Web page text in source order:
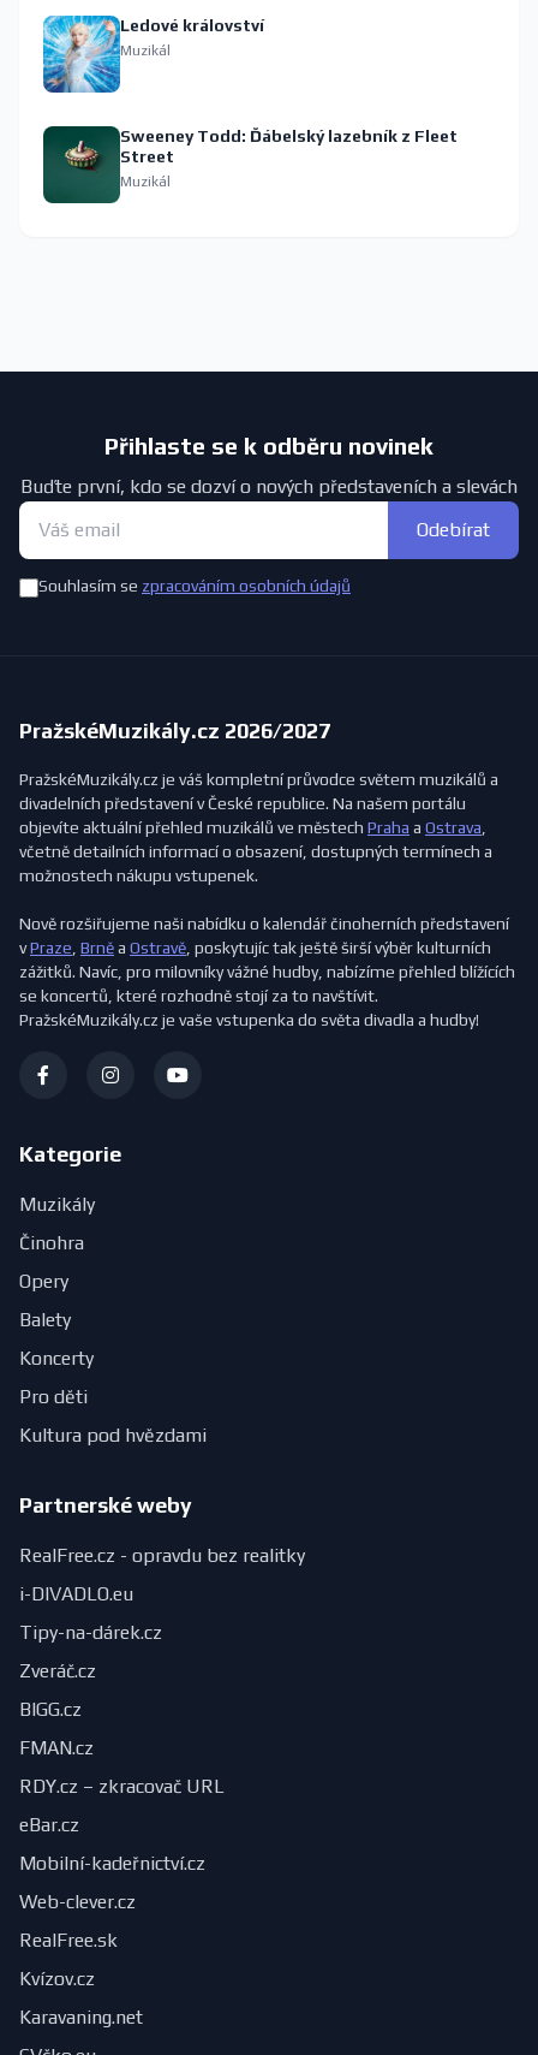
Ledové království
Muzikál
Sweeney Todd: Ďábelský lazebník z Fleet
Street
Muzikál
Přihlaste se k odběru novinek
Buďte první, kdo se dozví o nových představeních a slevách
Odebírat
Souhlasím se zpracováním osobních údajů
PražskéMuzikály.cz 2026/2027
PražskéMuzikály.cz je váš kompletní průvodce světem muzikálů a
divadelních představení v České republice. Na našem portálu
objevíte aktuální přehled muzikálů ve městech Praha a Ostrava,
včetně detailních informací o obsazení, dostupných termínech a
možnostech nákupu vstupenek.
Nově rozšiřujeme naši nabídku o kalendář činoherních představení
vPraze, Brněa Ostravě, poskytujíc tak ještě širší výběr kulturních
zážitků. Navíc, pro milovníky vážné hudby, nabízíme přehled blížících
se koncertů, které rozhodně stojí za to navštívit.
PražskéMuzikály.cz je vaše vstupenka do světa divadla a hudby!
Kategorie
Muzikály
Činohra
Opery
Balety
Koncerty
Pro děti
Kultura pod hvězdami
Partnerské weby
RealFree.cz - opravdu bez realitky
i-DIVADLO.eu
Tipy-na-dárek.cz
Zveráč.cz
BIGG.cz
FMAN.cz
RDY.cz – zkracovač URL
eBar.cz
Mobilní-kadeřnictví.cz
Web-clever.cz
RealFree.sk
Kvízov.cz
Karavaning.net